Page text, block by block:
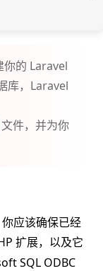
你的 Laravel
库，Laravel
文件，并为你
应该确保已经
扩展，以及它
SQL ODBC